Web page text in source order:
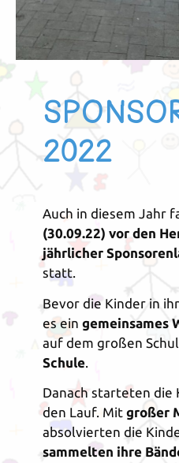
2022
Auch in diesem Jahr
(30.09.22) vor den
jährlicher
statt.
Bevor die Kinder in
es ein gemeinsames
auf dem großen
Schule.
Danach starteten die
den Lauf. Mit großer
absolvierten die
sammelten ihre